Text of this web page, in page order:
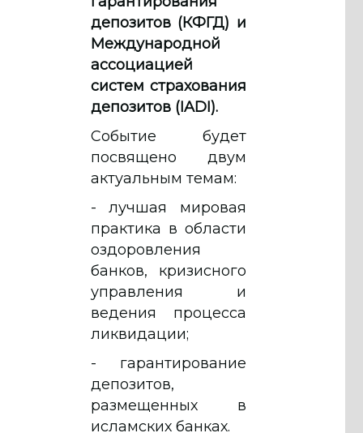
депозитов (КФГД) и
Международной
ассоциацией
систем страхования
депозитов (IADI).
Событие будет
посвящено двум
актуальным темам:
- лучшая мировая
практика в области
оздоровления
банков, кризисного
управления и
ведения процесса
ликвидации;
- гарантирование
депозитов,
размещенных в
исламских банках.